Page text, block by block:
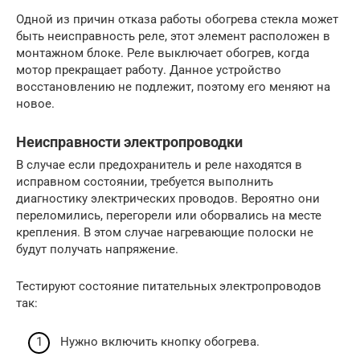
Одной из причин отказа работы обогрева стекла может
быть неисправность реле, этот элемент расположен в
монтажном блоке. Реле выключает обогрев, когда
мотор прекращает работу. Данное устройство
восстановлению не подлежит, поэтому его меняют на
новое.
Неисправности электропроводки
В случае если предохранитель и реле находятся в
исправном состоянии, требуется выполнить
диагностику электрических проводов. Вероятно они
переломились, перегорели или оборвались на месте
крепления. В этом случае нагревающие полоски не
будут получать напряжение.
Тестируют состояние питательных электропроводов
так:
Нужно включить кнопку обогрева.